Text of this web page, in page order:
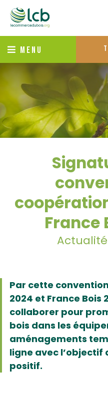
MENU
France
Actualité
Par cette
2024 et France Bois
collaborer pour
bois dans les
aménagements
ligne avec l’objectif
positif.